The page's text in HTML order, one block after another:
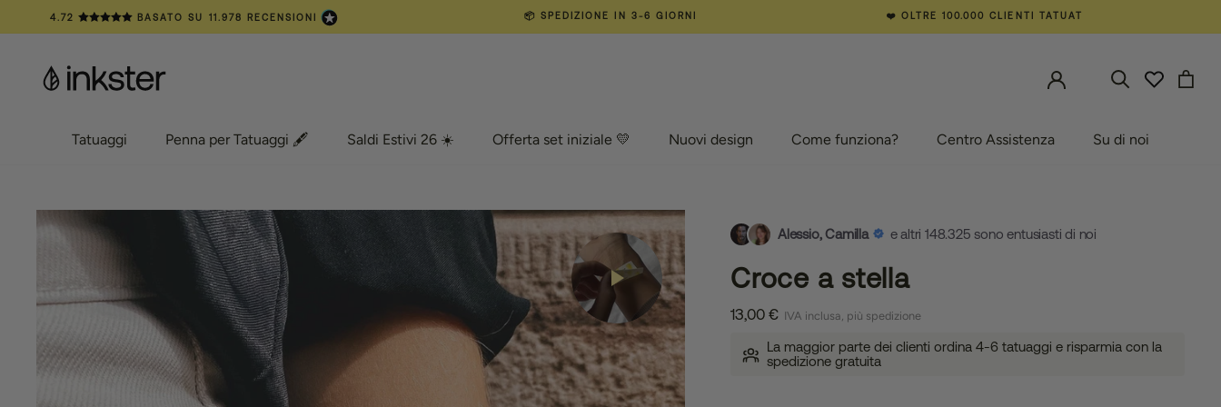
al
4.72 BASATO SU 11.978 RECENSIONI 📦 SPEDIZIONE IN 3-6 GIORNI ❤️ OLTRE 100.000 CLIENTI TATUAT
Tatuaggi
Tatuaggi
Penna per Tatuaggi 🖋️
Penna per Tatuaggi 🖋️
Saldi Estivi 26 ☀️
Saldi Estivi 26 ☀️
Offerta set iniziale 💛 Nuovi design
Nuovi design
Come funziona? Centro Assistenza Su di noi
Alessio, Camilla e altri 148.325 sono entusiasti di noi
Croce a stella
13,00 € IVA inclusa, più spedizione
La maggior parte dei clienti ordina 4-6 tatuaggi e risparmia con la
spedizione gratuita